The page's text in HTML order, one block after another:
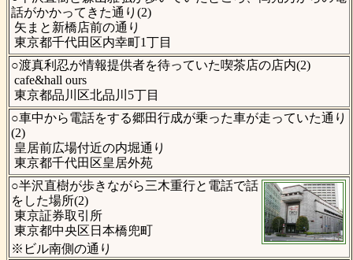
話がかかってきた通り(2)
矢まと新橋店前の通り
東京都千代田区内幸町1丁目
○渡真利忍が情報提供者を待っていた喫茶店の店内(2)
cafe&hall ours
東京都品川区北品川5丁目
○車中から電話をする郷田行成が乗った車が走っていた通り
(2)
皇居前広場付近の内堀通り
東京都千代田区皇居外苑
○半沢直樹が歩きながら三木重行と電話で話
をした場所(2)
東京証券取引所
東京都中央区日本橋兜町
※ビル南側の通り